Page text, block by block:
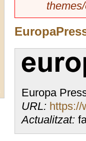
Europa
URL: https://
Actualitzat: